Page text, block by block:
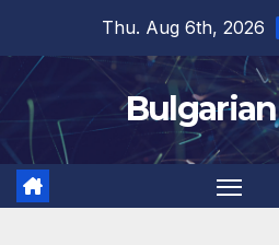
content
Thu. Aug 6th, 2026